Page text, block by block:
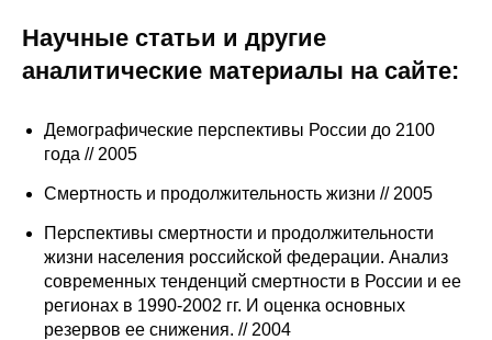
Научные подразделения
Сотрудники
Противодействие коррупции
Материалы для СМИ
Научные статьи и другие
аналитические материалы на сайте:
Демографические перспективы России до 2100
года // 2005
Смертность и продолжительность жизни // 2005
Перспективы смертности и продолжительности
жизни населения российской федерации. Анализ
современных тенденций смертности в России и ее
регионах в 1990-2002 гг. И оценка основных
резервов ее снижения. // 2004